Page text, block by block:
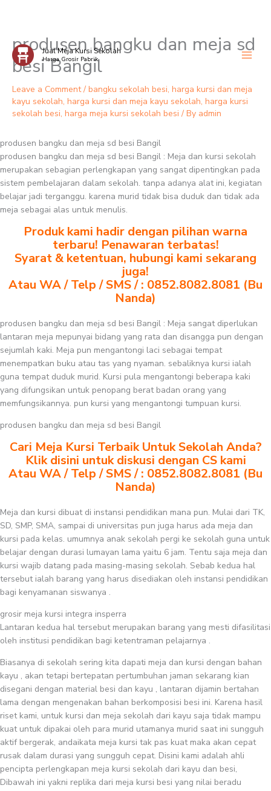
Skip
content
Jual Meja Kursi Sekolah
Harga Grosir Pabrik
produsen bangku dan meja sd
besi Bangil
Leave a Comment / bangku sekolah besi, harga kursi dan meja
kayu sekolah, harga kursi dan meja kayu sekolah, harga kursi
sekolah besi, harga meja kursi sekolah besi / By admin
produsen bangku dan meja sd besi Bangil
produsen bangku dan meja sd besi Bangil : Meja dan kursi sekolah
merupakan sebagian perlengkapan yang sangat dipentingkan pada
sistem pembelajaran dalam sekolah. tanpa adanya alat ini, kegiatan
belajar jadi terganggu. karena murid tidak bisa duduk dan tidak ada
meja sebagai alas untuk menulis.
Produk kami hadir dengan pilihan warna
terbaru! Penawaran terbatas!
Syarat & ketentuan, hubungi kami sekarang
juga!
Atau WA / Telp / SMS / : 0852.8082.8081 (Bu
Nanda)
produsen bangku dan meja sd besi Bangil : Meja sangat diperlukan
lantaran meja mepunyai bidang yang rata dan disangga pun dengan
sejumlah kaki. Meja pun mengantongi laci sebagai tempat
menempatkan buku atau tas yang nyaman. sebaliknya kursi ialah
guna tempat duduk murid. Kursi pula mengantongi beberapa kaki
yang difungsikan untuk penopang berat badan orang yang
memfungsikannya. pun kursi yang mengantongi tumpuan kursi.
produsen bangku dan meja sd besi Bangil
Cari Meja Kursi Terbaik Untuk Sekolah Anda?
Klik disini untuk diskusi dengan CS kami
Atau WA / Telp / SMS / : 0852.8082.8081 (Bu
Nanda)
Meja dan kursi dibuat di instansi pendidikan mana pun. Mulai dari TK,
SD, SMP, SMA, sampai di universitas pun juga harus ada meja dan
kursi pada kelas. umumnya anak sekolah pergi ke sekolah guna untuk
belajar dengan durasi lumayan lama yaitu 6 jam. Tentu saja meja dan
kursi wajib datang pada masing-masing sekolah. Sebab kedua hal
tersebut ialah barang yang harus disediakan oleh instansi pendidikan
bagi kenyamanan siswanya .
grosir meja kursi integra insperra
Lantaran kedua hal tersebut merupakan barang yang mesti difasilitasi
oleh institusi pendidikan bagi ketentraman pelajarnya .
Biasanya di sekolah sering kita dapati meja dan kursi dengan bahan
kayu , akan tetapi bertepatan pertumbuhan jaman sekarang kian
disegani dengan material besi dan kayu , lantaran dijamin bertahan
lama dengan mengenakan bahan berkomposisi besi ini. Karena hasil
riset kami, untuk kursi dan meja sekolah dari kayu saja tidak mampu
kuat untuk dipakai oleh para murid utamanya murid saat ini sungguh
aktif bergerak, andaikata meja kursi tak pas kuat maka akan cepat
rusak dalam durasi yang sungguh cepat. Disini kami adalah ahli
pencipta perlengkapan meja kursi sekolah dari kayu dan besi,
Dibawah ini yakni replika dari meja kursi besi yang nilai beradu